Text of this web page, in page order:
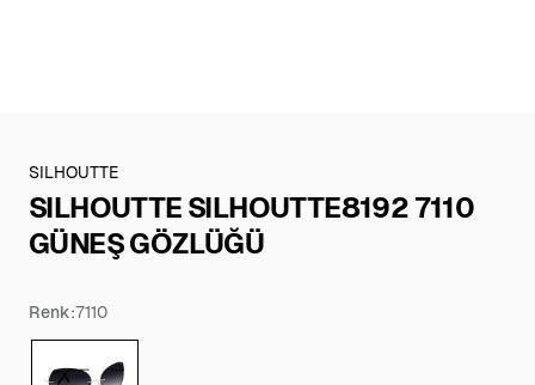
SILHOUTTE
SILHOUTTE SILHOUTTE8192 7110
GÜNEŞ GÖZLÜĞÜ
Renk:7110